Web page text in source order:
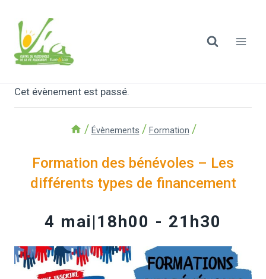
Cet évènement est passé.
/ Évènements / Formation /
Formation des bénévoles – Les
différents types de financement
4 mai|18h00 - 21h30